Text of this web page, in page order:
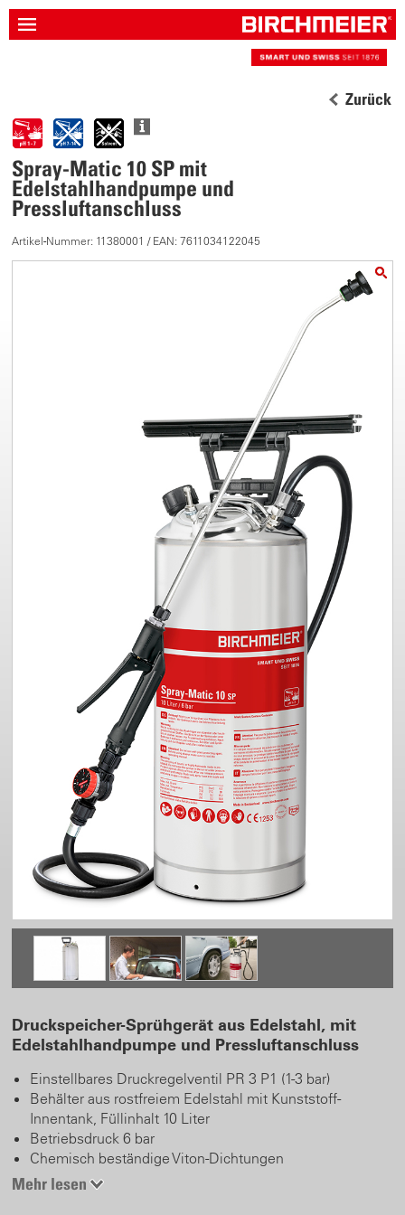
Zurück
Spray-Matic 10 SP mit
Edelstahlhandpumpe und
Pressluftanschluss
Artikel-Nummer: 11380001 / EAN: 7611034122045
Druckspeicher-Sprühgerät aus Edelstahl, mit
Edelstahlhandpumpe und Pressluftanschluss
Einstellbares Druckregelventil PR 3 P1 (1-3 bar)
Behälter aus rostfreiem Edelstahl mit Kunststoff-
Innentank, Füllinhalt 10 Liter
Betriebsdruck 6 bar
Chemisch beständige Viton-Dichtungen
Überdruckventil
Mehr lesen